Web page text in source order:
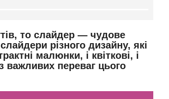
то слайдер — чудове
різного дизайну, які
малюнки, і квіткові, і
важливих переваг цього